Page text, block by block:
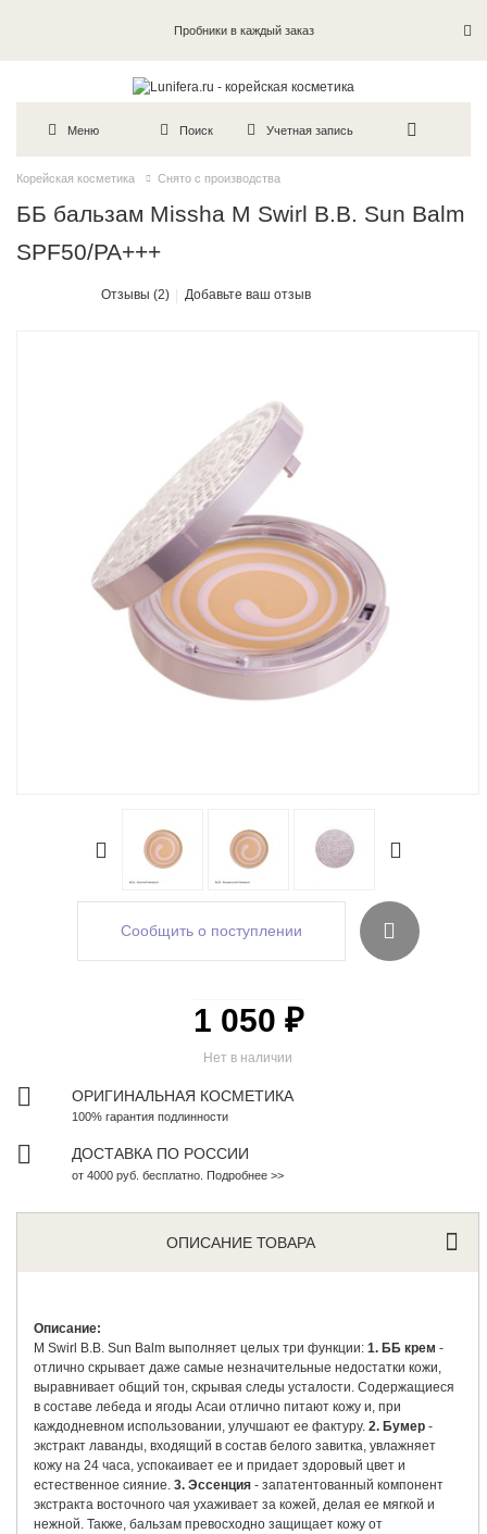
Пробники в каждый заказ
Меню Поиск Учетная запись
Корейская косметика Снято с производства
ББ бальзам Missha M Swirl B.B. Sun Balm
SPF50/PA+++
Отзывы (2) Добавьте ваш отзыв
Сообщить о поступлении
Нет в наличии
1 050 ₽
ОРИГИНАЛЬНАЯ КОСМЕТИКА
100% гарантия подлинности
ДОСТАВКА ПО РОССИИ
от 4000 руб. бесплатно. Подробнее >>
ОПИСАНИЕ ТОВАРА
Описание:
M Swirl B.B. Sun Balm выполняет целых три функции:1. ББ крем -
отлично скрывает даже самые незначительные недостатки кожи,
выравнивает общий тон, скрывая следы усталости. Содержащиеся
в составе лебеда и ягоды Асаи отлично питают кожу и, при
каждодневном использовании, улучшают ее фактуру.2. Бумер -
экстракт лаванды, входящий в состав белого завитка, увлажняет
кожу на 24 часа, успокаивает ее и придает здоровый цвет и
естественное сияние.3. Эссенция - запатентованный компонент
экстракта восточного чая ухаживает за кожей, делая ее мягкой и
нежной. Также, бальзам превосходно защищает кожу от